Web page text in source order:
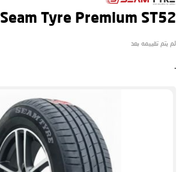
Seam Tyre Premium ST52
لم يتم تقييمه بعد
.